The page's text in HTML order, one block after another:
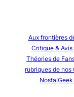
Aux frontières
Critique &
Théories de
rubriques de nos